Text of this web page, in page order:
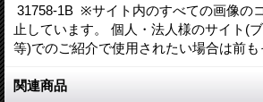
31758-1B ※サイト内のすべての画像の
止しています。 個人・法人様のサイト(
等)でのご紹介で使用されたい場合は前
関連商品